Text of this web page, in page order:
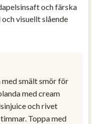
och färska
visuellt slående
smält smör för
med cream
och rivet
Toppa med